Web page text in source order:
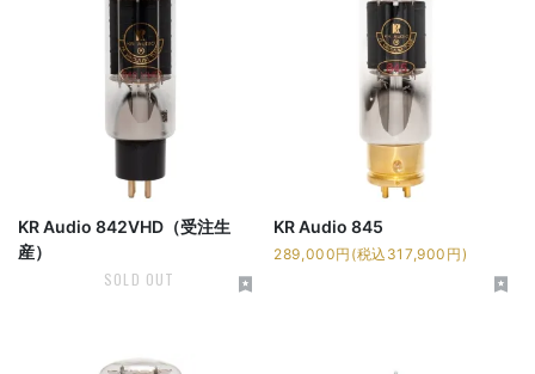
KR Audio 842VHD（受注生
産）
SOLD OUT
KR Audio 845
289,000円(税込317,900円)